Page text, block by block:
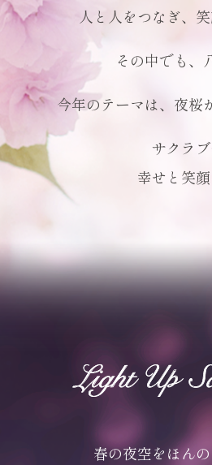
人と人をつなぎ、
その中でも、
今年のテーマは、 夜桜
サクラ
幸せと笑
春の夜空をほん